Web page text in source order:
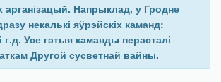
Напрыклад, у Гродне
некалькі яўрэйскіх каманд:
г.д. Усе гэтыя каманды перасталі
Другой сусветнай вайны.